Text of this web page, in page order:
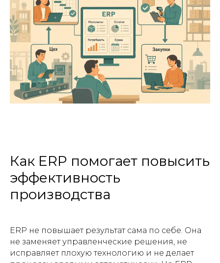
Как ERP помогает повысить
эффективность
производства
ERP не повышает результат сама по себе. Она
не заменяет управленческие решения, не
исправляет плохую технологию и не делает